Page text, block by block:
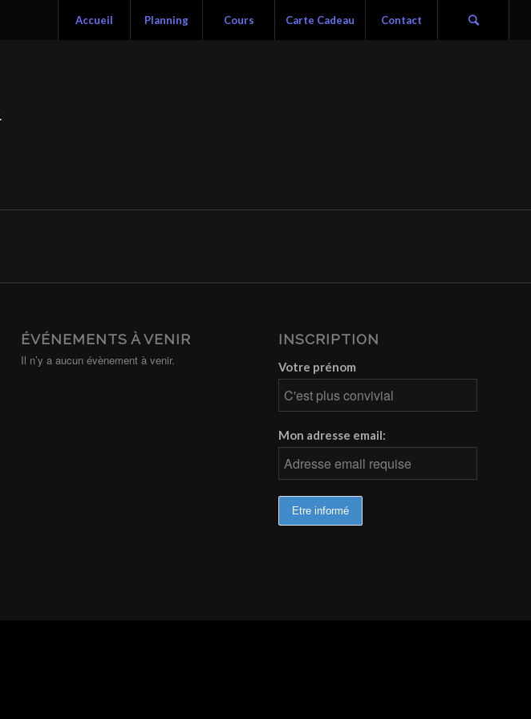
Accueil Planning Cours Carte Cadeau Contact
ÉVÉNEMENTS À VENIR
Il n’y a aucun évènement à venir.
INSCRIPTION
Votre prénom
Mon adresse email: